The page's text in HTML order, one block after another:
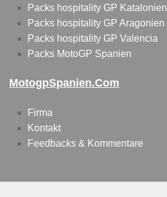
Packs hospitality GP Katalonien
Packs hospitality GP Aragonien
Packs hospitality GP Valencia
Packs MotoGP Spanien
MotogpSpanien.com
Firma
Kontakt
Feedbacks & Kommentare